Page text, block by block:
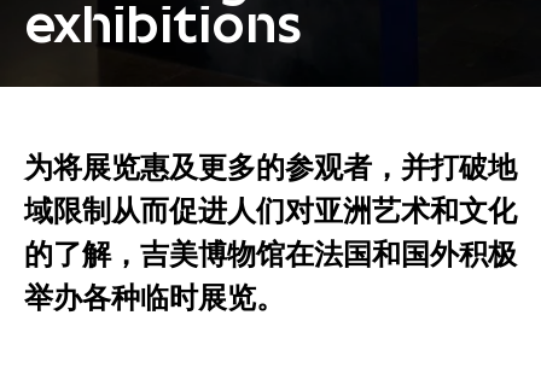
exhibitions
为将展览惠及更多的参观者，并打破地
域限制从而促进人们对亚洲艺术和文化
的了解，吉美博物馆在法国和国外积极
举办各种临时展览。